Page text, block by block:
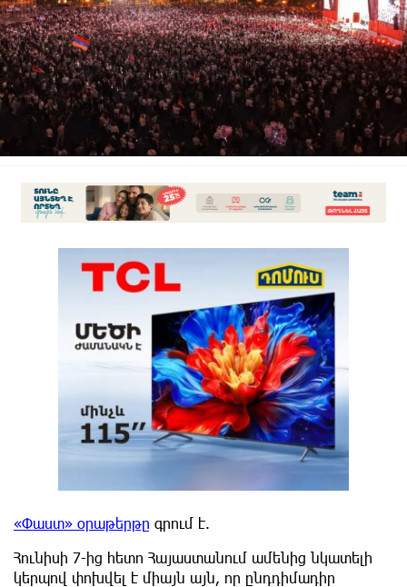
«Փաստ» օրաթերթը գրում է.
Հունիսի 7-ից հետո Հայաստանում ամենից նկատելի
կերպով փոխվել է միայն այն, որ ընդդիմադիր